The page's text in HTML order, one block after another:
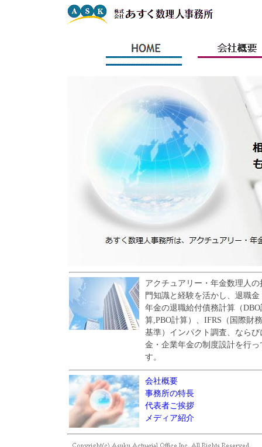
アクチュアリー・年金数理人の
門知識と経験を活かし、退職金
年金の退職給付債務計算（DBO
算,PBO計算）、IFRS（国際財
基準）インパクト調査、ならび
金・企業年金の制度設計を行っ
す。
会社概要
事務所の特長
代表者ご挨拶
メディア紹介